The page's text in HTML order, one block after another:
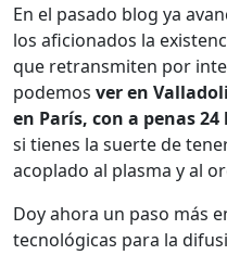
En el pasado blog ya
los aficionados la
que retransmiten por
podemos ver en
en París, con a penas
si tienes la suerte de
acoplado al plasma y al
Doy ahora un paso más
tecnológicas para la